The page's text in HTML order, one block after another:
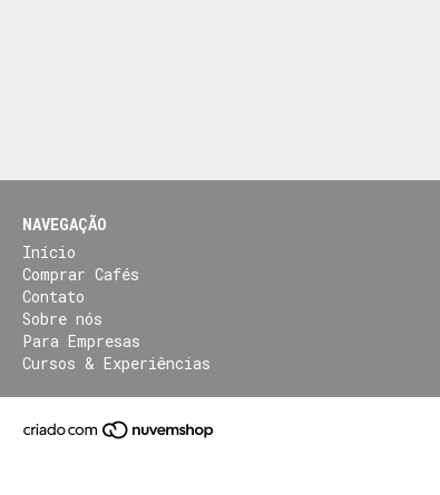
NAVEGAÇÃO
Início
Comprar Cafés
Contato
Sobre nós
Para Empresas
Cursos & Experiências